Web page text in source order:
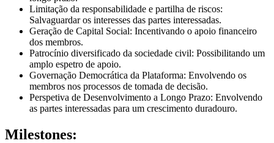
Limitação da responsabilidade e partilha de riscos:
Salvaguardar os interesses das partes interessadas.
Geração de Capital Social: Incentivando o apoio financeiro
dos membros.
Patrocínio diversificado da sociedade civil: Possibilitando um
amplo espetro de apoio.
Governação Democrática da Plataforma: Envolvendo os
membros nos processos de tomada de decisão.
Perspetiva de Desenvolvimento a Longo Prazo: Envolvendo
as partes interessadas para um crescimento duradouro.
Milestones: